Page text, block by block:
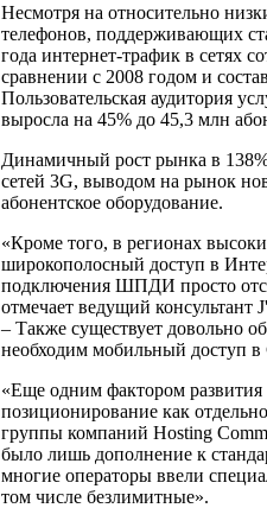
Несмотря на относительно
телефонов, поддерживающих
года интернет-трафик в сетях
сравнении с 2008 годом и
Пользовательская аудитория
выросла на 45% до 45,3 млн
Динамичный рост рынка в
сетей 3G, выводом на рынок
абонентское оборудование.
«Кроме того, в регионах
широкополосный доступ в
подключения ШПДИ просто
отмечает ведущий
– Также существует довольно
необходим мобильный доступ в
«Еще одним фактором развития
позиционирование как
группы компаний Hosting
было лишь дополнение к
многие операторы ввели
том числе безлимитные».